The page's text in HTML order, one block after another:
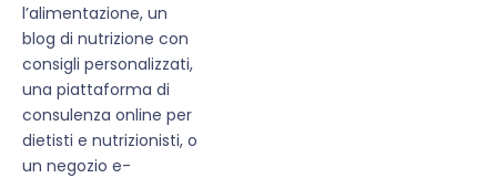
l’alimentazione, un
blog di nutrizione con
consigli personalizzati,
una piattaforma di
consulenza online per
dietisti e nutrizionisti, o
un negozio e-